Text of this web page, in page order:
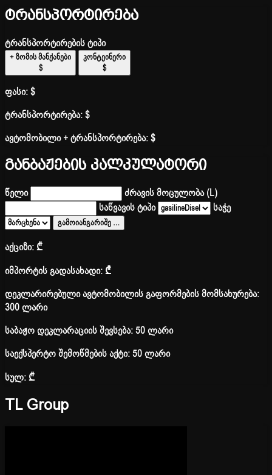
ტრანსპორტირება
ტრანსპორტირების ტიპი
+ ზომის მანქანები
$
კონტეინერი
$
ფასი:$
ტრანსპორტირება:$
ავტომობილი + ტრანსპორტირება:$
განბაჟების კალკულატორი
წელი
ძრავის მოცულობა (L)
საწვავის ტიპი
საჭე
გამოიანგარიშე …
აქციზი:₾
იმპორტის გადასახადი:₾
დეკლარირებული ავტომობილის გაფორმების მომსახურება:
300 ლარი
საბაჟო დეკლარაციის შევსება: 50 ლარი
საექსპერტო შემოწმების აქტი: 50 ლარი
სულ:₾
TL Group